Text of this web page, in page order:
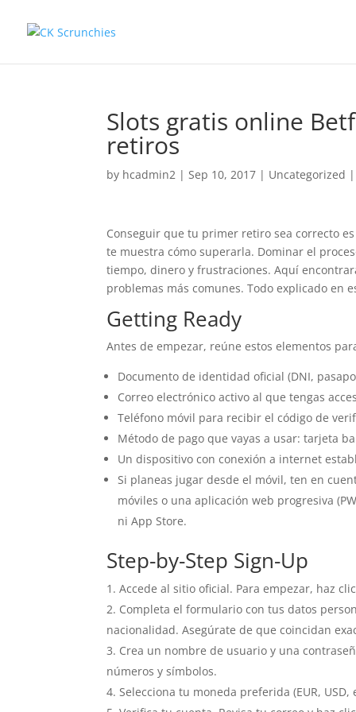
Slots gratis online
retiros
by hcadmin2 |Sep 10, 2017 | Uncategorized
Conseguir que tu primer retiro sea correcto
te muestra cómo superarla. Dominar el
tiempo, dinero y frustraciones. Aquí
problemas más comunes. Todo explicado en
Getting Ready
Antes de empezar, reúne estos elementos
Documento de identidad oficial (DNI,
Correo electrónico activo al que tengas
Teléfono móvil para recibir el código de
Método de pago que vayas a usar: tarjeta
Un dispositivo con conexión a internet
Si planeas jugar desde el móvil, ten en
móviles o una aplicación web progresiva
ni App Store.
Step-by-Step Sign-Up
Accede al sitio oficial. Para empezar, haz
Completa el formulario con tus datos
nacionalidad. Asegúrate de que coincidan
Crea un nombre de usuario y una
números y símbolos.
Selecciona tu moneda preferida (EUR,